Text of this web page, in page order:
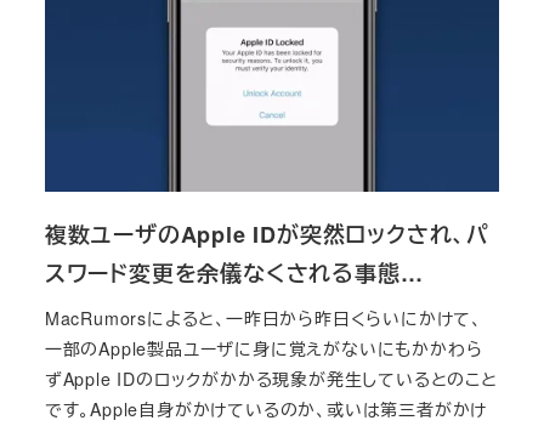
複数ユーザのApple IDが突然ロックされ、パ
スワード変更を余儀なくされる事態…
MacRumorsによると、一昨日から昨日くらいにかけて、
一部のApple製品ユーザに身に覚えがないにもかかわら
ずApple IDのロックがかかる現象が発生しているとのこと
です。Apple自身がかけているのか、或いは第三者がかけ